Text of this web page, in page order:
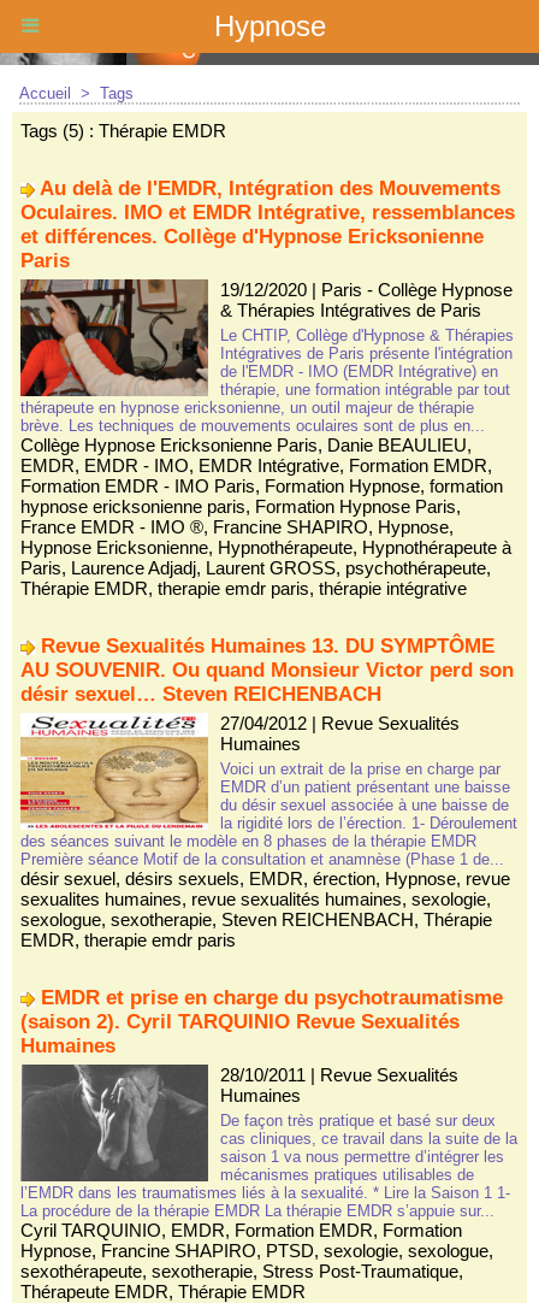
Hypnose
Accueil > Tags
Tags (5) : Thérapie EMDR
Au delà de l'EMDR, Intégration des Mouvements
Oculaires. IMO et EMDR Intégrative, ressemblances
et différences. Collège d'Hypnose Ericksonienne
Paris
19/12/2020| Paris - Collège Hypnose
& Thérapies Intégratives de Paris
Le CHTIP, Collège d'Hypnose & Thérapies
Intégratives de Paris présente l'intégration
de l'EMDR - IMO (EMDR Intégrative) en
thérapie, une formation intégrable par tout
thérapeute en hypnose ericksonienne, un outil majeur de thérapie
brève. Les techniques de mouvements oculaires sont de plus en...
Collège Hypnose Ericksonienne Paris, Danie BEAULIEU,
EMDR, EMDR - IMO, EMDR Intégrative, Formation EMDR,
Formation EMDR - IMO Paris, Formation Hypnose, formation
hypnose ericksonienne paris, Formation Hypnose Paris,
France EMDR - IMO ®, Francine SHAPIRO, Hypnose,
Hypnose Ericksonienne, Hypnothérapeute, Hypnothérapeute à
Paris, Laurence Adjadj, Laurent GROSS, psychothérapeute,
Thérapie EMDR, therapie emdr paris, thérapie intégrative
Revue Sexualités Humaines 13. DU SYMPTÔME
AU SOUVENIR. Ou quand Monsieur Victor perd son
désir sexuel… Steven REICHENBACH
27/04/2012| Revue Sexualités
Humaines
Voici un extrait de la prise en charge par
EMDR d’un patient présentant une baisse
du désir sexuel associée à une baisse de
la rigidité lors de l’érection. 1- Déroulement
des séances suivant le modèle en 8 phases de la thérapie EMDR
Première séance Motif de la consultation et anamnèse (Phase 1 de...
désir sexuel, désirs sexuels, EMDR, érection, Hypnose, revue
sexualites humaines, revue sexualités humaines, sexologie,
sexologue, sexotherapie, Steven REICHENBACH, Thérapie
EMDR, therapie emdr paris
EMDR et prise en charge du psychotraumatisme
(saison 2). Cyril TARQUINIO Revue Sexualités
Humaines
28/10/2011 | Revue Sexualités
Humaines
De façon très pratique et basé sur deux
cas cliniques, ce travail dans la suite de la
saison 1 va nous permettre d’intégrer les
mécanismes pratiques utilisables de
l’EMDR dans les traumatismes liés à la sexualité. * Lire la Saison 1 1-
La procédure de la thérapie EMDR La thérapie EMDR s’appuie sur...
Cyril TARQUINIO, EMDR, Formation EMDR, Formation
Hypnose, Francine SHAPIRO, PTSD, sexologie, sexologue,
sexothérapeute, sexotherapie, Stress Post-Traumatique,
Thérapeute EMDR, Thérapie EMDR